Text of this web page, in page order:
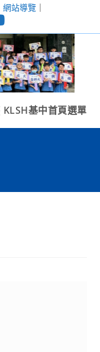
網站導覽｜
KLSH基中首頁選單